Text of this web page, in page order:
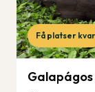
Få platser kvar